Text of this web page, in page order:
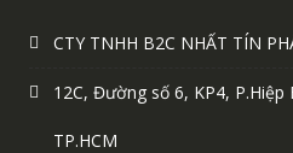
CTY TNHH B2C NHẤT TÍN
12C, Đường số 6, KP4,
TP.HCM